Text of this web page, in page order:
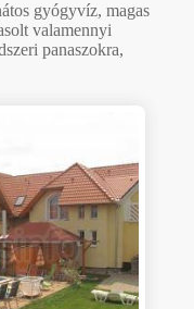
gyógyvíz, magas
valamennyi
panaszokra,